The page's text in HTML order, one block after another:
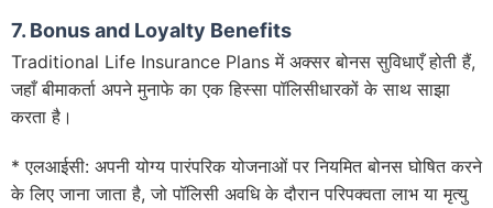
7. Bonus and Loyalty Benefits
Traditional Life Insurance Plans में अक्सर बोनस सुविधाएँ होती हैं,
जहाँ बीमाकर्ता अपने मुनाफे का एक हिस्सा पॉलिसीधारकों के साथ साझा
करता है।
* एलआईसी: अपनी योग्य पारंपरिक योजनाओं पर नियमित बोनस घोषित करने
के लिए जाना जाता है, जो पॉलिसी अवधि के दौरान परिपक्वता लाभ या मृत्यु